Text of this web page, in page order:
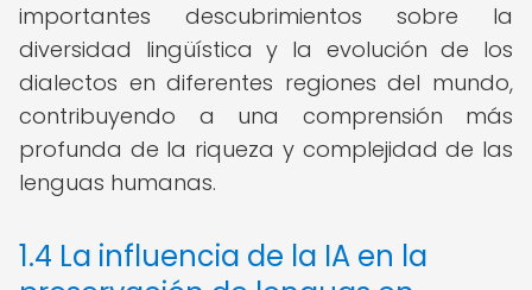
importantes descubrimientos sobre la
diversidad lingüística y la evolución de los
dialectos en diferentes regiones del mundo,
contribuyendo a una comprensión más
profunda de la riqueza y complejidad de las
lenguas humanas.
1.4 La influencia de la IA en la